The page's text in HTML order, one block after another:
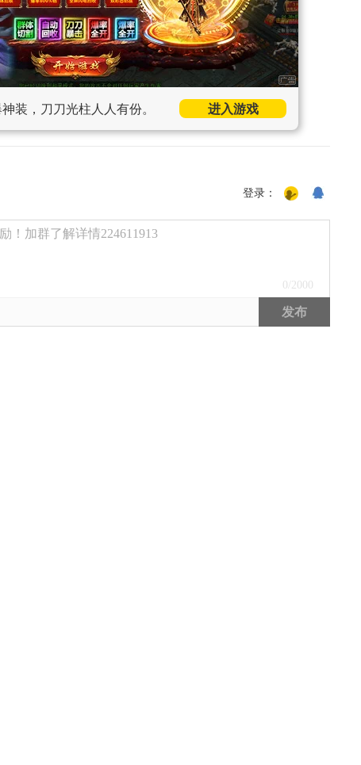
装，刀刀光柱人人有份。 进入游戏
登录：
！加群了解详情224611913
0 /2000
发布